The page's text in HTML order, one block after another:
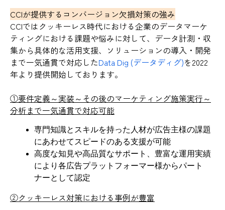
CCIが提供するコンバージョン欠損対策の強み
CCIではクッキーレス時代における企業のデータマーケ
ティングにおける課題や悩みに対して、データ計測・収
集から具体的な活用支援、ソリューションの導入・開発
まで一気通貫で対応したData Dig (データディグ)を2022
年より提供開始しております。
①要件定義～実装～その後のマーケティング施策実行～
分析まで一気通貫で対応可能
専門知識とスキルを持った人材が広告主様の課題
にあわせてスピードのある支援が可能
高度な知見や高品質なサポート、豊富な運用実績
により各広告プラットフォーマー様からパート
ナーとして認定
②クッキーレス対策における事例が豊富